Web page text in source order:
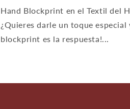
Hand Blockprint en el Textil del
¿Quieres darle un toque especial
blockprint es la respuesta!...